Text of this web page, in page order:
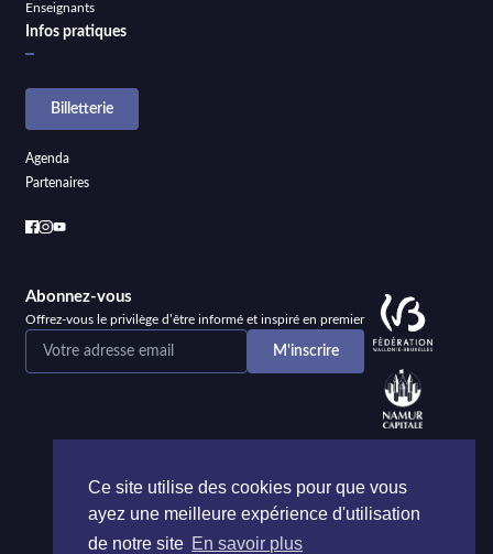
Enseignants
Infos pratiques
Billetterie
Agenda
Partenaires
Abonnez-vous
Offrez-vous le privilège d’être informé et inspiré en premier
Ce site utilise des cookies pour que vous
ayez une meilleure expérience d'utilisation
de notre site En savoir plus